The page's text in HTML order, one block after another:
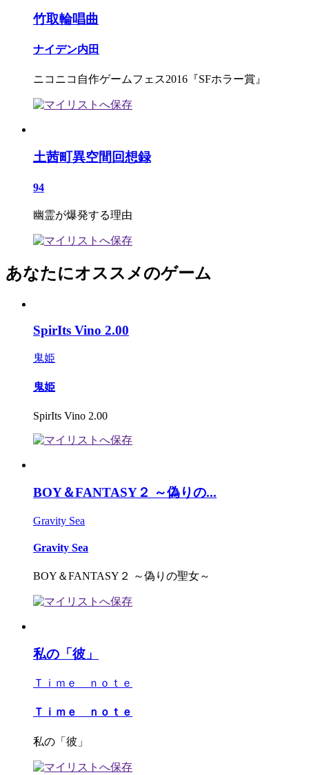
竹取輪唱曲
ナイデン内田
ニコニコ自作ゲームフェス2016『SFホラー賞』
土茜町異空間回想録
94
幽霊が爆発する理由
あなたにオススメのゲーム
SpirIts Vino 2.00
鬼姫
鬼姫
SpirIts Vino 2.00
BOY＆FANTASY２ ～偽りの...
Gravity Sea
Gravity Sea
BOY＆FANTASY２ ～偽りの聖女～
私の「彼」
Ｔｉｍｅ ｎｏｔｅ
Ｔｉｍｅ ｎｏｔｅ
私の「彼」